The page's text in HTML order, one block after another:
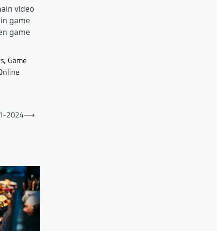
video
game
game
, Game
2024⟶